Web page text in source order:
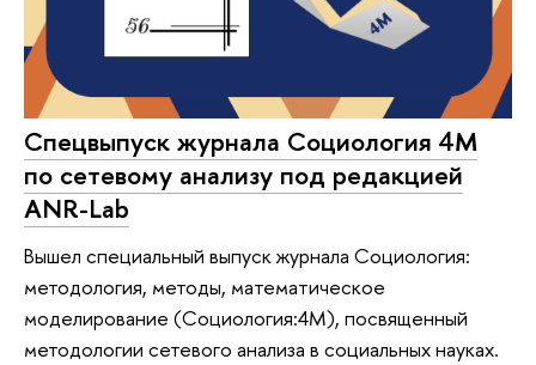
Спецвыпуск журнала Социология 4М
по сетевому анализу под редакцией
ANR-Lab
Вышел специальный выпуск журнала Социология:
методология, методы, математическое
моделирование (Социология:4М), посвященный
методологии сетевого анализа в социальных науках.